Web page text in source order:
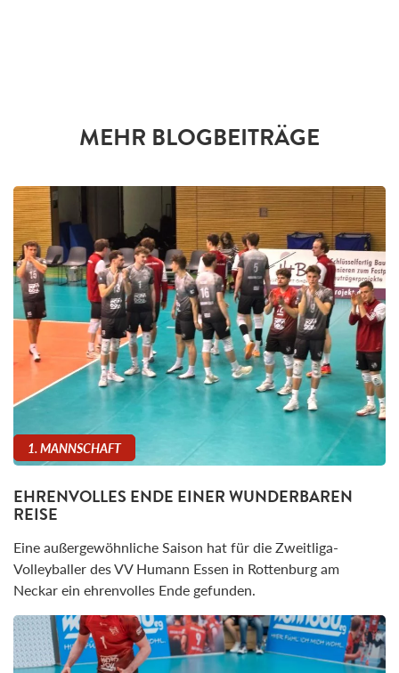
MEHR BLOGBEITRÄGE
1. MANNSCHAFT
EHRENVOLLES ENDE EINER WUNDERBAREN
REISE
Eine außergewöhnliche Saison hat für die Zweitliga-
Volleyballer des VV Humann Essen in Rottenburg am
Neckar ein ehrenvolles Ende gefunden.